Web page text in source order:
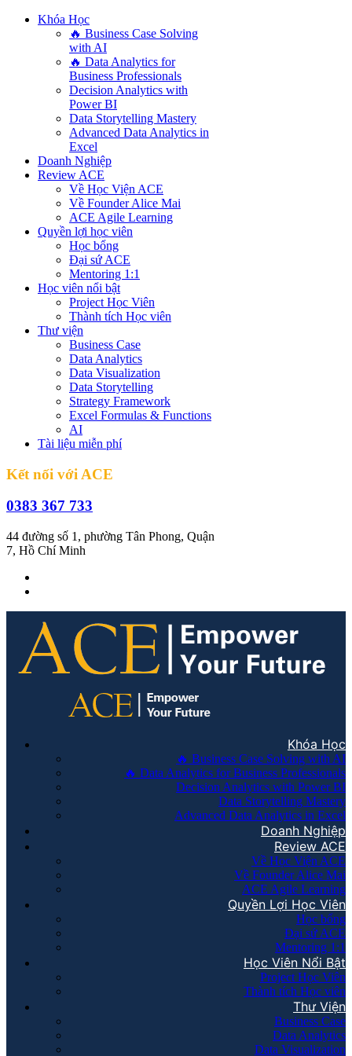
Khóa Học
🔥 Business Case Solving
with AI
🔥 Data Analytics for
Business Professionals
Decision Analytics with
Power BI
Data Storytelling Mastery
Advanced Data Analytics in
Excel
Doanh Nghiệp
Review ACE
Về Học Viện ACE
Về Founder Alice Mai
ACE Agile Learning
Quyền lợi học viên
Học bổng
Đại sứ ACE
Mentoring 1:1
Học viên nổi bật
Project Học Viên
Thành tích Học viên
Thư viện
Business Case
Data Analytics
Data Visualization
Data Storytelling
Strategy Framework
Excel Formulas & Functions
AI
Tài liệu miễn phí
Kết nối với ACE
0383 367 733
44 đường số 1, phường Tân Phong, Quận
7, Hồ Chí Minh
Khóa Học
🔥 Business Case Solving with AI
🔥 Data Analytics for Business Professionals
Decision Analytics with Power BI
Data Storytelling Mastery
Advanced Data Analytics in Excel
Doanh Nghiệp
Review ACE
Về Học Viện ACE
Về Founder Alice Mai
ACE Agile Learning
Quyền Lợi Học Viên
Học bổng
Đại sứ ACE
Mentoring 1:1
Học Viên Nổi Bật
Project Học Viên
Thành tích Học viên
Thư Viện
Business Case
Data Analytics
Data Visualization